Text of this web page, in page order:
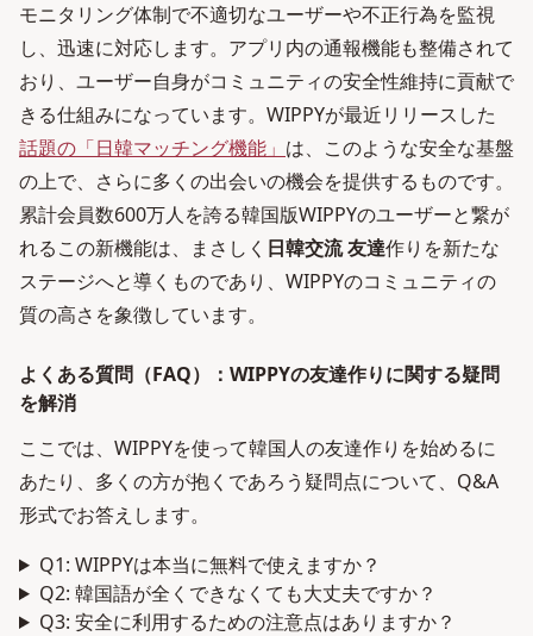
モニタリング体制で不適切なユーザーや不正行為を監視
し、迅速に対応します。アプリ内の通報機能も整備されて
おり、ユーザー自身がコミュニティの安全性維持に貢献で
きる仕組みになっています。WIPPYが最近リリースした
話題の「日韓マッチング機能」 は、このような安全な基盤
の上で、さらに多くの出会いの機会を提供するものです。
累計会員数600万人を誇る韓国版WIPPYのユーザーと繋が
れるこの新機能は、まさしく 日韓交流 友達作りを新たな
ステージへと導くものであり、WIPPYのコミュニティの
質の高さを象徴しています。
よくある質問（FAQ）：WIPPYの友達作りに関する疑問
を解消
ここでは、WIPPYを使って韓国人の友達作りを始めるに
あたり、多くの方が抱くであろう疑問点について、Q&A
形式でお答えします。
Q1: WIPPYは本当に無料で使えますか？
Q2: 韓国語が全くできなくても大丈夫ですか？
Q3: 安全に利用するための注意点はありますか？